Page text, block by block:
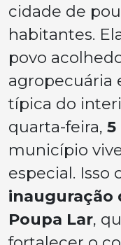
cidade de
habitantes.
povo
agropecuária
típica do
quarta-feira, 5
município
especial. Isso
inauguração
Poupa Lar,